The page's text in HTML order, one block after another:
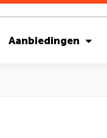
Aanbiedingen